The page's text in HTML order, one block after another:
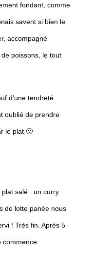
fondant, comme
savent si bien le
accompagné
de poissons, le tout
d’une tendreté
oublié de prendre
le plat 🙂
plat salé : un curry
de lotte panée nous
! Très fin. Après 5
commence